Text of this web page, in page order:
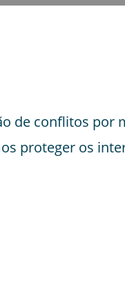
de conflitos por
proteger os